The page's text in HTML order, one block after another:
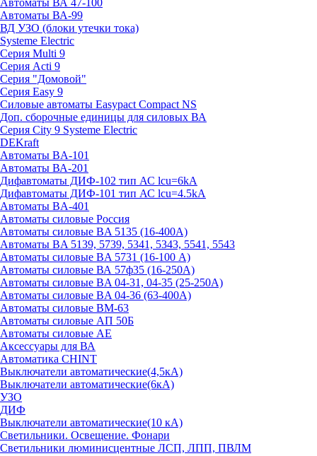
Автоматы ВА 47-100
Автоматы ВА-99
ВД УЗО (блоки утечки тока)
Systeme Electric
Серия Multi 9
Серия Acti 9
Серия "Домовой"
Серия Easy 9
Силовые автоматы Easypact Compact NS
Доп. сборочные единицы для силовых ВА
Серия City 9 Systeme Electric
DEKraft
Автоматы BA-101
Автоматы ВА-201
Дифавтоматы ДИФ-102 тип АС lcu=6kA
Дифавтоматы ДИФ-101 тип АС lcu=4.5kA
Автоматы BA-401
Автоматы силовые Россия
Автоматы силовые BA 5135 (16-400А)
Автоматы BA 5139, 5739, 5341, 5343, 5541, 5543
Автоматы силовые BA 5731 (16-100 А)
Автоматы силовые ВА 57ф35 (16-250А)
Автоматы силовые BA 04-31, 04-35 (25-250А)
Автоматы силовые BA 04-36 (63-400А)
Автоматы силовые ВМ-63
Автоматы силовые АП 50Б
Автоматы силовые АЕ
Аксессуары для ВА
Автоматика CHINT
Выключатели автоматические(4,5кА)
Выключатели автоматические(6кА)
УЗО
ДИФ
Выключатели автоматические(10 кА)
Светильники. Освещение. Фонари
Светильники люминисцентные ЛСП, ЛПП, ПВЛМ